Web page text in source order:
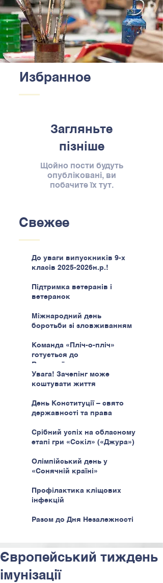
Избранное
Загляньте
пізніше
Щойно пости будуть
опубліковані, ви
побачите їх тут.
Свежее
До уваги випускників 9-х
класів 2025-2026н.р.!
Підтримка ветеранів і
ветеранок
Міжнародний день
боротьби зі зловживанням
Команда «Пліч-о-пліч»
готується до
Всеукраїнського етапу
Увага! Зачепінг може
коштувати життя
День Конституції – свято
державності та права
Срібний успіх на обласному
етапі гри «Сокіл» («Джура»)
Олімпійський день у
«Сонячній країні»
Профілактика кліщових
інфекцій
Разом до Дня Незалежності
Європейський тиждень
імунізації